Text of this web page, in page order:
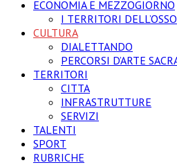
ECONOMIA E MEZZOGIORNO
I TERRITORI DELL’OSSO
CULTURA
DIALETTANDO
PERCORSI D’ARTE
TERRITORI
CITTA
INFRASTRUTTURE
SERVIZI
TALENTI
SPORT
RUBRICHE